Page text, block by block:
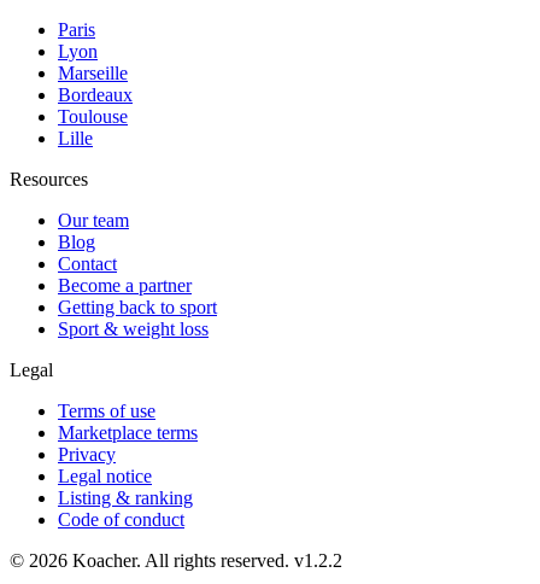
Paris
Lyon
Marseille
Bordeaux
Toulouse
Lille
Resources
Our team
Blog
Contact
Become a partner
Getting back to sport
Sport & weight loss
Legal
Terms of use
Marketplace terms
Privacy
Legal notice
Listing & ranking
Code of conduct
© 2026 Koacher. All rights reserved. v1.2.2